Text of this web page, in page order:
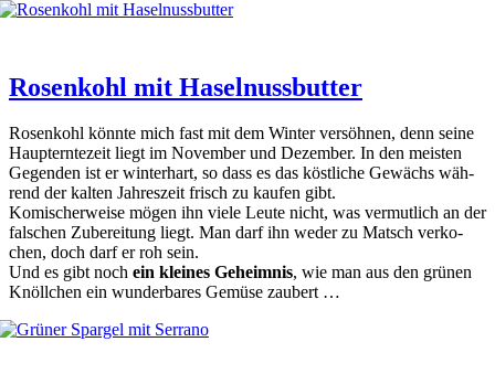
Rosenkohl mit Haselnussbutter
Rosen­kohl könn­te mich fast mit dem Win­ter ver­söh­nen, denn sei­ne
Haupt­ern­te­zeit liegt im Novem­ber und Dezem­ber. In den meis­ten
Gegen­den ist er win­ter­hart, so dass es das köst­li­che Gewächs wäh­
rend der kal­ten Jah­res­zeit frisch zu kau­fen gibt.
Komi­scher­wei­se mögen ihn vie­le Leu­te nicht, was ver­mut­lich an der
fal­schen Zube­rei­tung liegt. Man darf ihn weder zu Matsch ver­ko­
chen, doch darf er roh sein.
Und es gibt noch ein klei­nes Geheim­nis, wie man aus den grü­nen
Knöll­chen ein wun­der­ba­res Gemü­se zau­bert …